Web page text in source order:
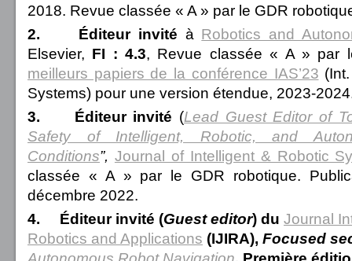
2018. Revue classée « A » par le GDR
2.
Éditeur invité à Robotics and
Elsevier, FI : 4.3, Revue classée « A » par
meilleurs papiers de la conférence IAS’23
Systems) pour une version étendue, 2023-
3.
Éditeur invité (Lead Guest Editor of
Safety of Intelligent, Robotic, and
Conditions”, Journal of Intelligent & Robotic
classée « A » par le GDR robotique.
décembre 2022.
4.
Éditeurinvité (Guest editor) du Journal
Robotics and Applications (IJIRA), Focused